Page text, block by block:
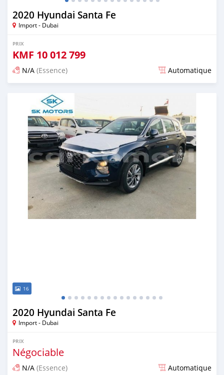
2020 Hyundai Santa Fe
Import - Dubai
PRIX
KMF 10 012 799
N/A (Essence) Automatique
16
2020 Hyundai Santa Fe
Import - Dubai
PRIX
Négociable
N/A (Essence) Automatique